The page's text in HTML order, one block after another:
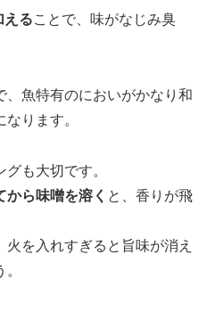
えることで、味がなじみ臭
、魚特有のにおいがかなり和
ります。
も大切です。
ら味噌を溶く と、香りが飛
を入れすぎると旨味が消え